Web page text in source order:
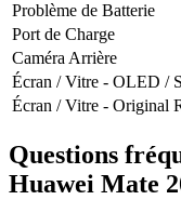
Problème de Batterie
Port de Charge
Caméra Arrière
Écran / Vitre - OLED /
Écran / Vitre - Original
Questions
Huawei Mate